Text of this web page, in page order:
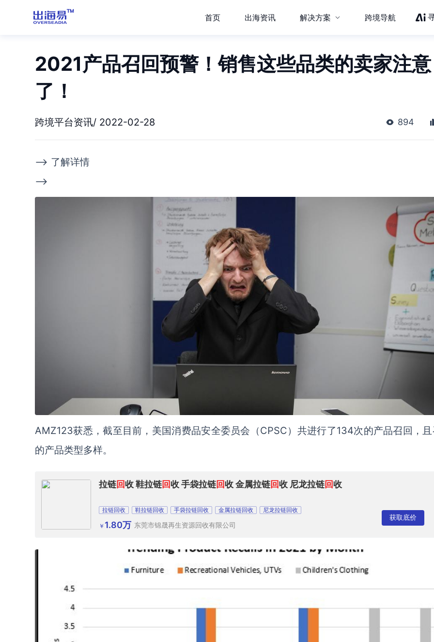
首页 出海资讯 解决方案 跨境导航
2021产品召回预警！销售这些品类的卖家注意
了！
跨境平台资讯/ 2022-02-28 894
--> 了解详情
-->
AMZ123获悉，截至目前，美国消费品安全委员会（CPSC）共进行了134次的产品召回，
的产品类型多样。
拉链回收 鞋拉链回收 手袋拉链回收 金属拉链回收 尼龙拉链回收
拉链回收 鞋拉链回收 手袋拉链回收 金属拉链回收 尼龙拉链回收
￥ 1.80万 东莞市锦晟再生资源回收有限公司
获取底价